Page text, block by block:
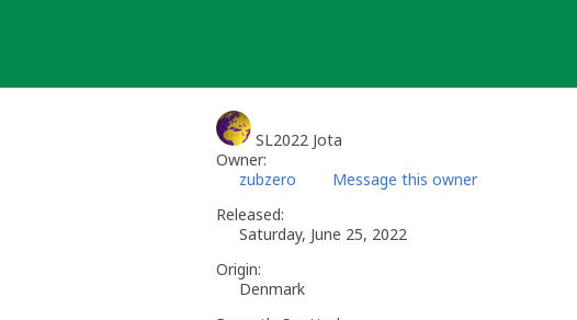
SL2022 Jota
Owner:
zubzero
Message this owner
Released:
Saturday, June 25, 2022
Origin:
Denmark